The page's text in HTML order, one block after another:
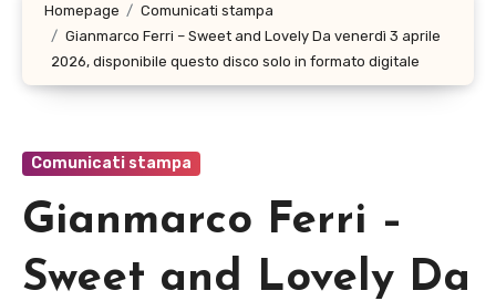
Homepage
Comunicati stampa
Gianmarco Ferri – Sweet and Lovely Da venerdì 3 aprile
2026, disponibile questo disco solo in formato digitale
Comunicati stampa
Gianmarco Ferri –
Sweet and Lovely Da